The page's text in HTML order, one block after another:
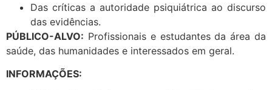
Das críticas a autoridade psiquiátrica ao discurso
das evidências.
PÚBLICO-ALVO: Profissionais e estudantes da área da
saúde, das humanidades e interessados em geral.
INFORMAÇÕES: